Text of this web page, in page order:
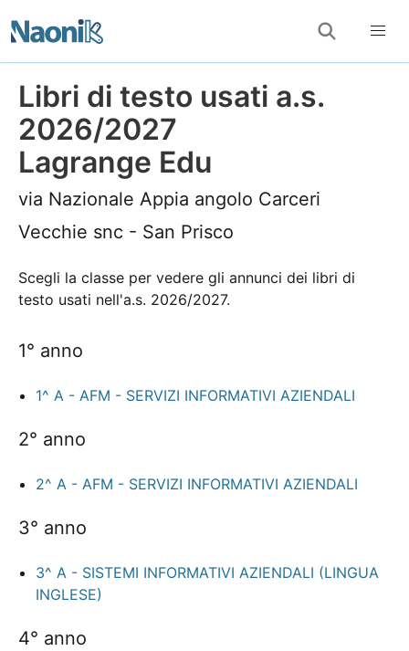
Libri di testo usati a.s.
2026/2027
Lagrange Edu
via Nazionale Appia angolo Carceri
Vecchie snc - San Prisco
Scegli la classe per vedere gli annunci dei libri di
testo usati nell'a.s. 2026/2027.
1° anno
1^ A - AFM - SERVIZI INFORMATIVI AZIENDALI
2° anno
2^ A - AFM - SERVIZI INFORMATIVI AZIENDALI
3° anno
3^ A - SISTEMI INFORMATIVI AZIENDALI (LINGUA
INGLESE)
4° anno